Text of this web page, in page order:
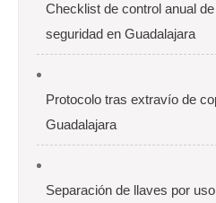
Checklist de control anual
seguridad en Guadalajara
Protocolo tras extravío de
Guadalajara
Separación de llaves por